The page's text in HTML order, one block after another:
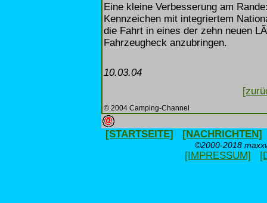
Eine kleine Verbesserung am
Kennzeichen mit integriertem
die Fahrt in eines der zehn neuen
Fahrzeugheck anzubringen.
10.03.04
© 2004 Camping-Channel
[STARTSEITE] [NACHRICHTEN]
©2000-2018
[IMPRESSUM]